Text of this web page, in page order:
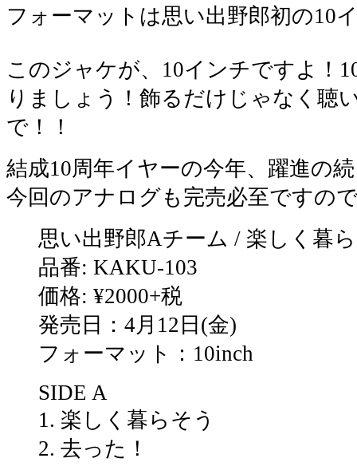
フォーマットは思い出野郎初の10
このジャケが、10インチですよ！
りましょう！飾るだけじゃなく聴
で！！
結成10周年イヤーの今年、躍進の
今回のアナログも完売必至ですの
思い出野郎Aチーム / 楽しく暮
品番: KAKU-103
価格: ¥2000+税
発売日：4月12日(金)
フォーマット：10inch
SIDE A
1. 楽しく暮らそう
2. 去った！